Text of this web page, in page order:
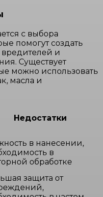
с выбора
помогут создать
и
Существует
можно использовать
масла и
Недостатки
в нанесении,
в
обработке
защита от